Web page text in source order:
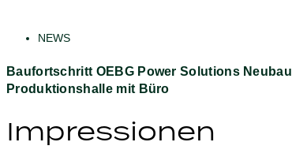
NEWS
Baufortschritt OEBG Power Solutions Neubau
Produktionshalle mit Büro
Impressionen